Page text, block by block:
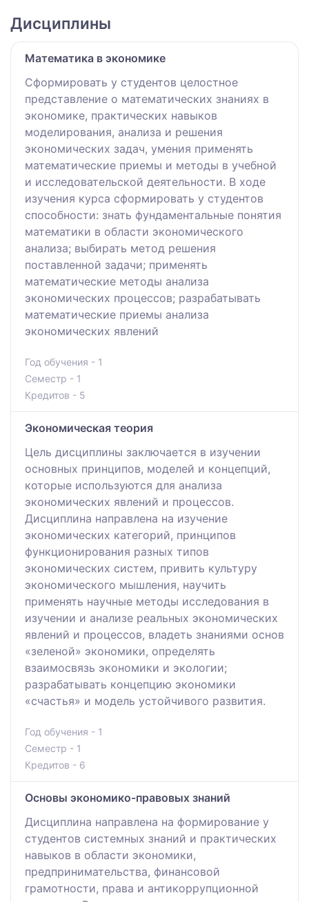
Дисциплины
Математика в экономике
Сформировать у студентов целостное
представление о математических знаниях в
экономике, практических навыков
моделирования, анализа и решения
экономических задач, умения применять
математические приемы и методы в учебной
и исследовательской деятельности. В ходе
изучения курса сформировать у студентов
способности: знать фундаментальные понятия
математики в области экономического
анализа; выбирать метод решения
поставленной задачи; применять
математические методы анализа
экономических процессов; разрабатывать
математические приемы анализа
экономических явлений
Год обучения - 1
Семестр - 1
Кредитов - 5
Экономическая теория
Цель дисциплины заключается в изучении
основных принципов, моделей и концепций,
которые используются для анализа
экономических явлений и процессов.
Дисциплина направлена на изучение
экономических категорий, принципов
функционирования разных типов
экономических систем, привить культуру
экономического мышления, научить
применять научные методы исследования в
изучении и анализе реальных экономических
явлений и процессов, владеть знаниями основ
«зеленой» экономики, определять
взаимосвязь экономики и экологии;
разрабатывать концепцию экономики
«счастья» и модель устойчивого развития.
Год обучения - 1
Семестр - 1
Кредитов - 6
Основы экономико-правовых знаний
Дисциплина направлена на формирование у
студентов системных знаний и практических
навыков в области экономики,
предпринимательства, финансовой
грамотности, права и антикоррупционной